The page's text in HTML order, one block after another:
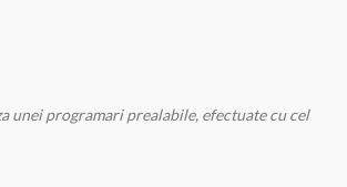
unei programari prealabile, efectuate cu cel